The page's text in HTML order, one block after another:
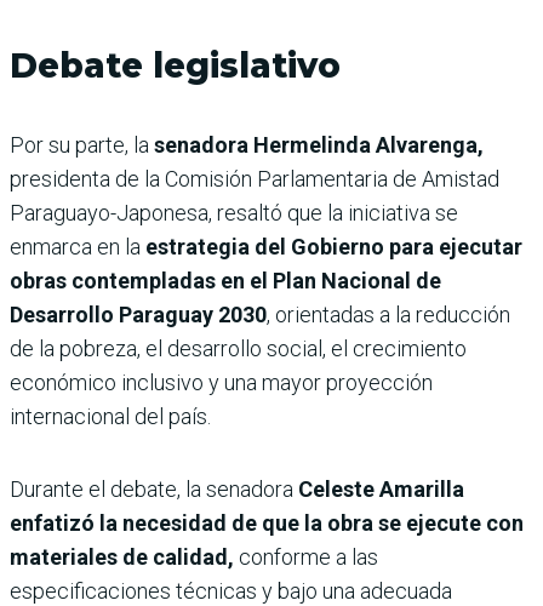
Debate legislativo
Por su parte, lasenadora Hermelinda Alvarenga,
presidenta de la Comisión Parlamentaria de Amistad
Paraguayo-Japonesa, resaltó que la iniciativa se
enmarca en la estrategia del Gobierno para ejecutar
obras contempladas en el Plan Nacional de
Desarrollo Paraguay 2030, orientadas a la reducción
de la pobreza, el desarrollo social, el crecimiento
económico inclusivo y una mayor proyección
internacional del país.
Durante el debate, la senadora Celeste Amarilla
enfatizó la necesidad de que la obra se ejecute con
materiales de calidad, conforme a las
especificaciones técnicas y bajo una adecuada